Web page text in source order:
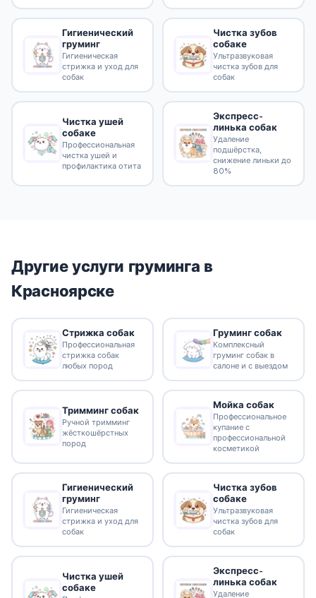
Гигиенический
груминг
Гигиеническая
стрижка и уход для
собак
Чистка зубов
собаке
Ультразвуковая
чистка зубов для
собак
Чистка ушей
собаке
Профессиональная
чистка ушей и
профилактика отита
Экспресс-
линька собак
Удаление
подшёрстка,
снижение линьки до
80%
Другие услуги груминга в
Красноярске
Стрижка собак
Профессиональная
стрижка собак
любых пород
Груминг собак
Комплексный
груминг собак в
салоне и с выездом
Тримминг собак
Ручной тримминг
жёсткошёрстных
пород
Мойка собак
Профессиональное
купание с
профессиональной
косметикой
Гигиенический
груминг
Гигиеническая
стрижка и уход для
собак
Чистка зубов
собаке
Ультразвуковая
чистка зубов для
собак
Чистка ушей
собаке
Экспресс-
линька собак
Удаление